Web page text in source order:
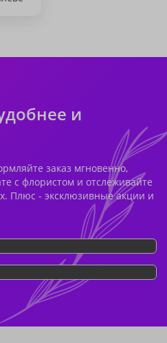
и
заказ мгновенно,
с флористом и отслеживайте
Плюс - эксклюзивные акции и